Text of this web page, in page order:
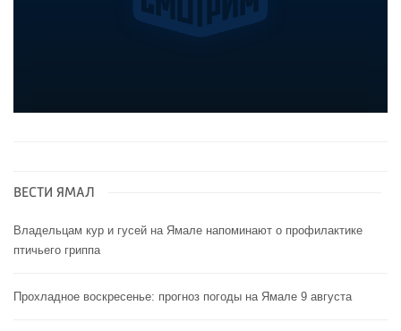
ВЕСТИ ЯМАЛ
Владельцам кур и гусей на Ямале напоминают o профилактике
птичьего гриппа
Прохладное воскресенье: прогноз погоды на Ямале 9 августа